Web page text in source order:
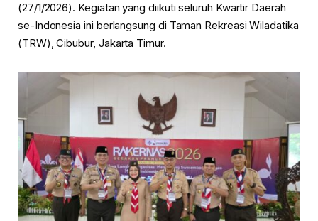
(27/1/2026). Kegiatan yang diikuti seluruh Kwartir Daerah
se-Indonesia ini berlangsung di Taman Rekreasi Wiladatika
(TRW), Cibubur, Jakarta Timur.